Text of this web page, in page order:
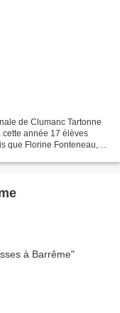
de Clumanc Tartonne
cette année 17 élèves
que Florine Fonteneau,